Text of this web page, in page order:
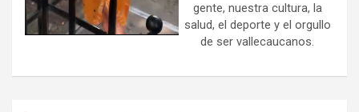
gente, nuestra cultura, la
salud, el deporte y el orgullo
de ser vallecaucanos.